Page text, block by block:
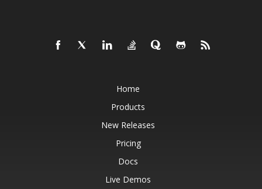
Home
Products
New Releases
Pricing
Docs
Live Demos